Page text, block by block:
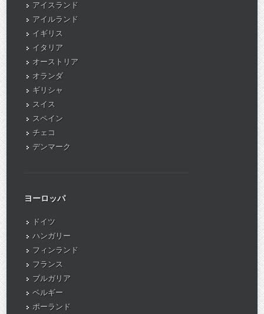
アイスランド
アイルランド
イギリス
イタリア
オーストリア
オランダ
ギリシャ
スイス
スペイン
チェコ
デンマーク
ヨーロッパ
ドイツ
ハンガリー
フィンランド
フランス
ブルガリア
ベルギー
ポーランド